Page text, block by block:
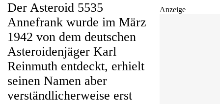
Anzeige
Der Asteroid 5535
Annefrank wurde im März
1942 von dem deutschen
Asteroidenjäger Karl
Reinmuth entdeckt, erhielt
seinen Namen aber
verständlicherweise erst